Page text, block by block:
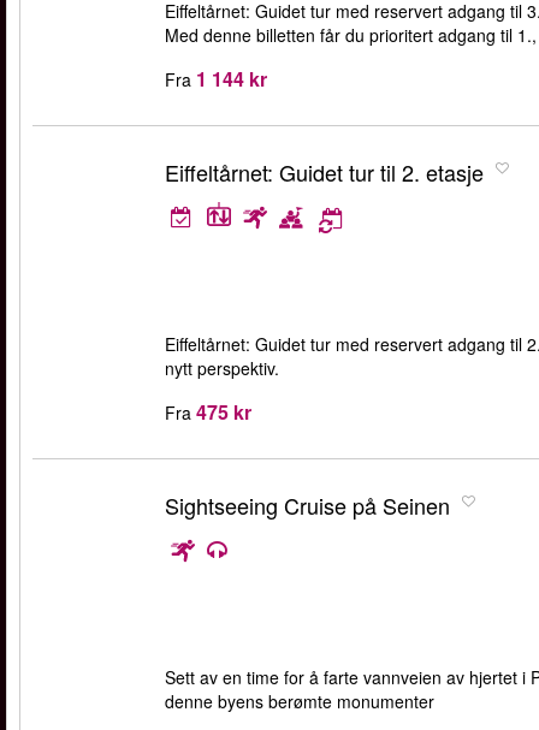
Eiffeltårnet: Guidet tur med reservert adgang til
Med denne billetten får du prioritert adgang til
Fra 1 144 kr
Eiffeltårnet: Guidet tur til 2. etasje
Eiffeltårnet: Guidet tur med reservert adgang til
nytt perspektiv.
Fra 475 kr
Sightseeing Cruise på Seinen
Sett av en time for å farte vannveien av hjertet
denne byens berømte monumenter